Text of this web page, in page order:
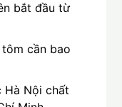
bắt đầu từ
cần bao
Hà Nội chất